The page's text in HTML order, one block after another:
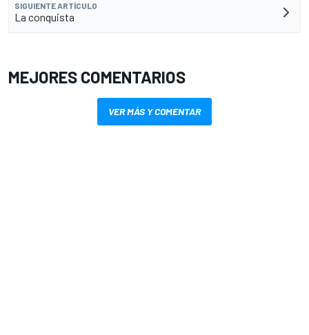
SIGUIENTE ARTÍCULO
La conquista
MEJORES COMENTARIOS
VER MÁS Y COMENTAR